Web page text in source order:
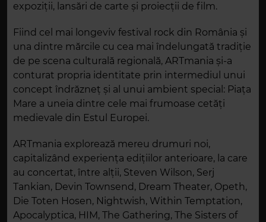
expoziții, lansări de carte și proiecții de film.
Fiind cel mai longeviv festival rock din România și
una dintre mărcile cu cea mai îndelungată tradiție
de pe scena culturală regională, ARTmania și-a
conturat propria identitate prin intermediul unui
concept îndrăzneț și al unui ambient special: Piața
Mare a uneia dintre cele mai frumoase cetăți
medievale din Estul Europei.
ARTmania explorează mereu drumuri noi,
capitalizând experiența edițiilor anterioare, la care
au concertat, între alții, Steven Wilson, Serj
Tankian, Devin Townsend, Dream Theater, Opeth,
Die Toten Hosen, Nightwish, Within Temptation,
Apocalyptica, HIM, The Gathering, The Sisters of